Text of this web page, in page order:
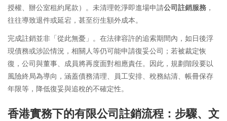
授權、辦公室租約尾款）。未清理乾淨即進場申請公司註銷服務 ，
往往導致退件或延宕，甚至衍生額外成本。
完成註銷並非「從此無憂」。在法律容許的追索期間內，如日後浮
現債務或涉訟情況，相關人等仍可能申請復妥公司；若被裁定恢
復，公司與董事、成員將再度面對相應責任。因此，規劃階段要以
風險終局為導向，涵蓋債務清理、員工安排、稅務結清、帳冊保存
年限等，降低復妥與追稅的不確定性。
香港實務下的有限公司註銷流程：步驟、文